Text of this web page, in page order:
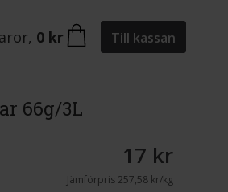
, 0 kr Till kassan
66g/3L
17 kr
Jämförpris257,58 kr/kg